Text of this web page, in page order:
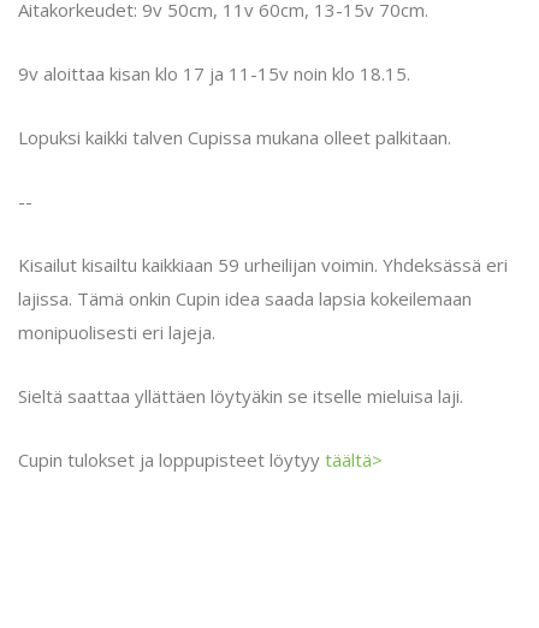
Aitakorkeudet: 9v 50cm, 11v 60cm, 13-15v 70cm.
9v aloittaa kisan klo 17 ja 11-15v noin klo 18.15.
Lopuksi kaikki talven Cupissa mukana olleet palkitaan.
--
Kisailut kisailtu kaikkiaan 59 urheilijan voimin. Yhdeksässä eri
lajissa. Tämä onkin Cupin idea saada lapsia kokeilemaan
monipuolisesti eri lajeja.
Sieltä saattaa yllättäen löytyäkin se itselle mieluisa laji.
Cupin tulokset ja loppupisteet löytyy täältä>